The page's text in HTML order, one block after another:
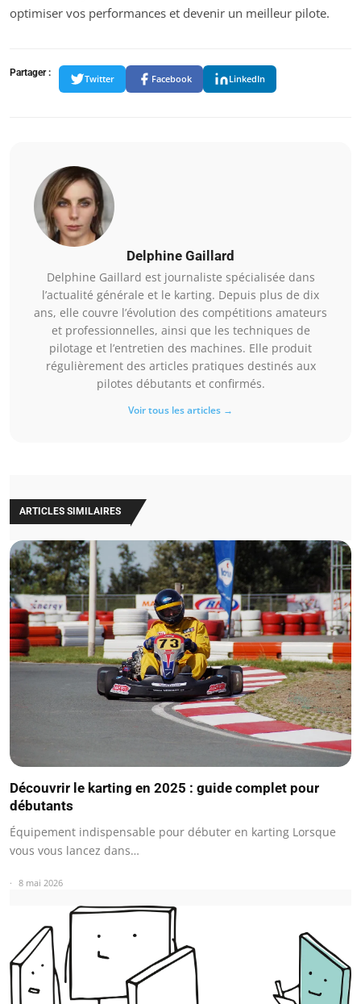
optimiser vos performances et devenir un meilleur pilote.
Partager :
Twitter Facebook LinkedIn
Delphine Gaillard
Delphine Gaillard est journaliste spécialisée dans
l’actualité générale et le karting. Depuis plus de dix
ans, elle couvre l’évolution des compétitions amateurs
et professionnelles, ainsi que les techniques de
pilotage et l’entretien des machines. Elle produit
régulièrement des articles pratiques destinés aux
pilotes débutants et confirmés.
Voir tous les articles →
ARTICLES SIMILAIRES
Découvrir le karting en 2025 : guide complet pour
débutants
Équipement indispensable pour débuter en karting Lorsque
vous vous lancez dans…
8 mai 2026